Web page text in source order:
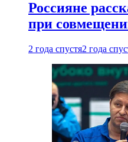
Россияне
при
2 года спустя2 года